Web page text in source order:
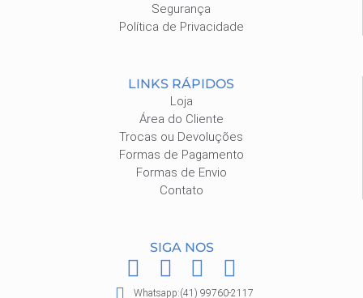
Segurança
Política de Privacidade
LINKS RÁPIDOS
Loja
Área do Cliente
Trocas ou Devoluções
Formas de Pagamento
Formas de Envio
Contato
SIGA NOS
F
a
I
n
P
i
W
h
Whatsapp:(41) 99760-2117